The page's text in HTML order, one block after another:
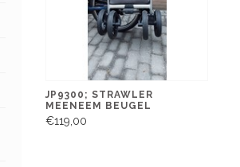
JP9300; STRAWLER
MEENEEM BEUGEL
€119,00